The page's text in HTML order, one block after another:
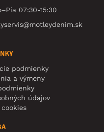
07:30-15:30
podmienky
a výmeny
údajov